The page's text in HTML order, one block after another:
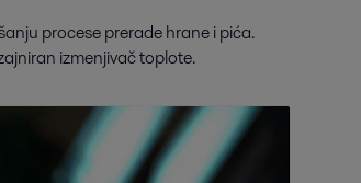
procese prerade hrane i pića.
izmenjivač toplote.